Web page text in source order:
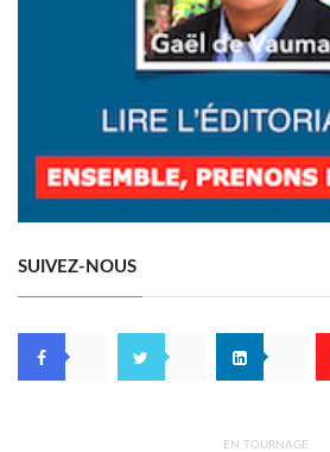
SUIVEZ-NOUS
EN TOURNAGE